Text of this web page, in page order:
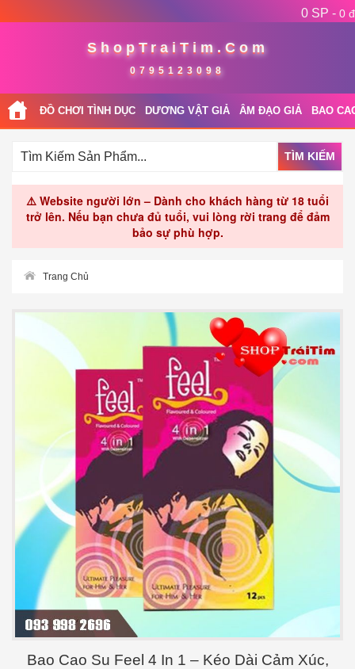
0 SP - 0 đ
ShopTraiTim.Com
0795123098
ĐỒ CHƠI TÌNH DỤC DƯƠNG VẬT GIẢ ÂM ĐẠO GIẢ BAO
TÌM KIẾM
⚠️ Website người lớn – Dành cho khách hàng từ 18 tuổi
trở lên. Nếu bạn chưa đủ tuổi, vui lòng rời trang để đảm
bảo sự phù hợp.
Trang Chủ
Bao Cao Su Feel 4 In 1 – Kéo Dài Cảm Xúc,